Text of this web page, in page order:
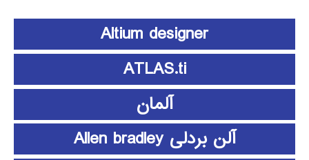
Altium designer
ATLAS.ti
آلمان
آلن بردلی Allen bradley